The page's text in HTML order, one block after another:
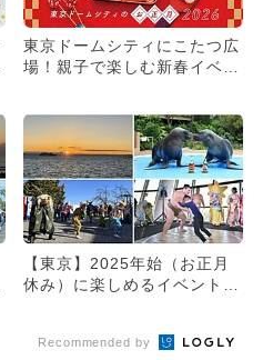
東京ドームシティにこたつ広
場！親子で楽しむ新春イベン
【東京】2025年始（お正月
休み）に楽しめるイベント19
Recommended by